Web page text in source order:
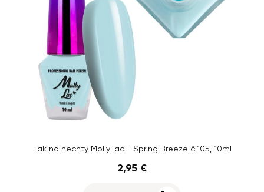
Lak na nechty MollyLac - Spring Breeze č.105, 10ml
2,95 €